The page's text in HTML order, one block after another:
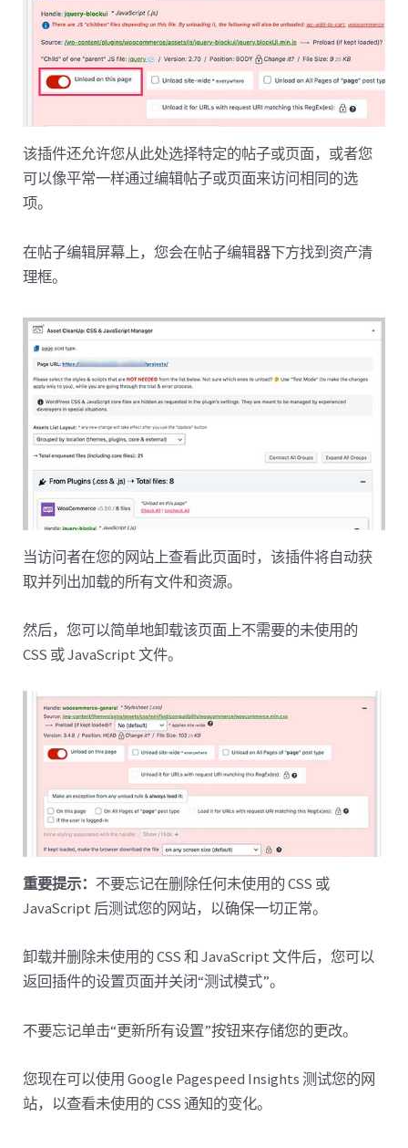
该插件还允许您从此处选择特定的帖子或页面，或者您
可以像平常一样通过编辑帖子或页面来访问相同的选
项。
在帖子编辑屏幕上，您会在帖子编辑器下方找到资产清
理框。
当访问者在您的网站上查看此页面时，该插件将自动获
取并列出加载的所有文件和资源。
然后，您可以简单地卸载该页面上不需要的未使用的
CSS 或 JavaScript 文件。
重要提示： 不要忘记在删除任何未使用的 CSS 或
JavaScript 后测试您的网站，以确保一切正常。
卸载并删除未使用的 CSS 和 JavaScript 文件后，您可以
返回插件的设置页面并关闭“测试模式”。
不要忘记单击“更新所有设置”按钮来存储您的更改。
您现在可以使用 Google Pagespeed Insights 测试您的网
站，以查看未使用的 CSS 通知的变化。